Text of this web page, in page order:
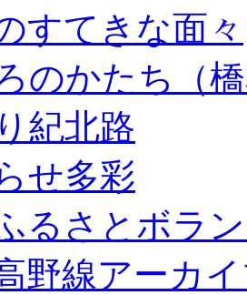
すてきな面々
のかたち（
紀北路
せ多彩
るさとボラ
野線アーカ